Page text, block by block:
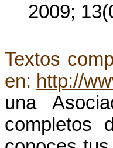
2009;
Textos
en: http://
una
completos